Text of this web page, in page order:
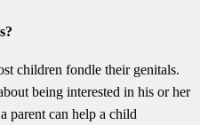
children fondle their genitals.
being interested in his or her
parent can help a child